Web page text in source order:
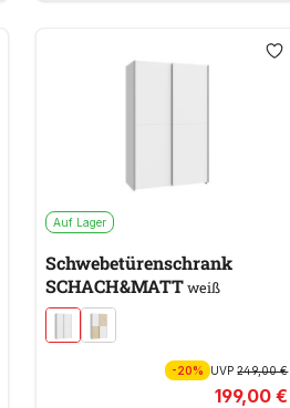
Auf Lager
Schwebetürenschrank
SCHACH&MATTweiß
-20% UVP249,00 €
199,00 €